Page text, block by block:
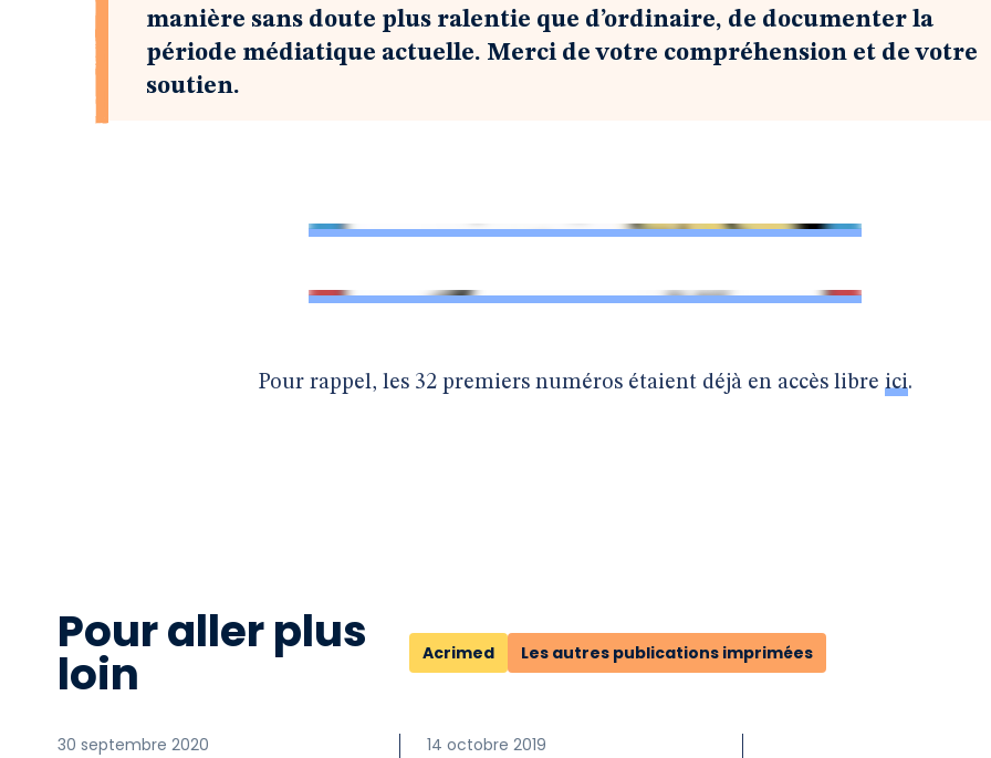
manière sans doute plus ralentie que d’ordinaire, de documenter la
période médiatique actuelle. Merci de votre compréhension et de votre
soutien.
Pour rappel, les 32 premiers numéros étaient déjà en accès libre ici.
Pour aller plus
loin Acrimed Les autres publications imprimées
30 septembre 2020 14 octobre 2019